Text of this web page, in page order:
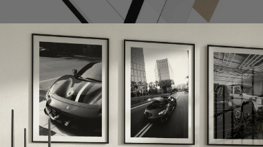
CALIDAD DE MUSEO
Cada poster se produce con materiales premium y un
proceso cuidado al detalle, desde la impresión de alta